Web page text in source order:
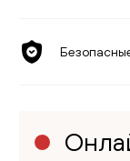
Дизайнерам